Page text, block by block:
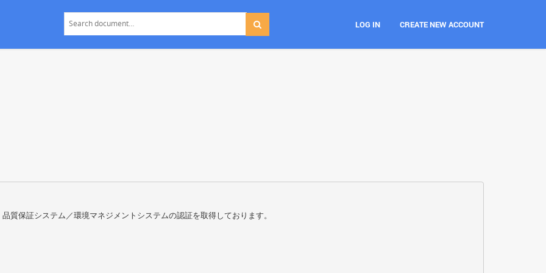
LOG IN CREATE NEW ACCOUNT